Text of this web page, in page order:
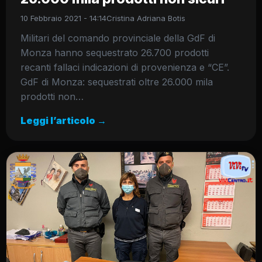
10 Febbraio 2021 - 14:14Cristina Adriana Botis
Militari del comando provinciale della GdF di
Monza hanno sequestrato 26.700 prodotti
recanti fallaci indicazioni di provenienza e “CE”.
GdF di Monza: sequestrati oltre 26.000 mila
prodotti non…
Leggi l’articolo →